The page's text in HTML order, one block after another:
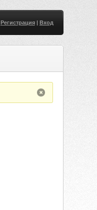
Регистрация| Вход